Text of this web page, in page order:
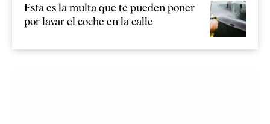
Esta es la multa que te pueden poner
por lavar el coche en la calle